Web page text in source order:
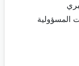
المسؤولية